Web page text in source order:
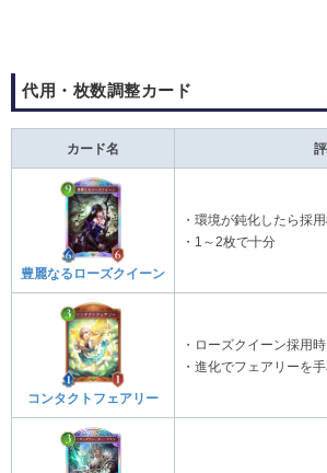
代用・枚数調整カード
カード名
豊麗なるローズクイーン
・環境が鈍化したら採
・1～2枚で十分
コンタクトフェアリー
・ローズクイーン採用
・進化でフェアリーを